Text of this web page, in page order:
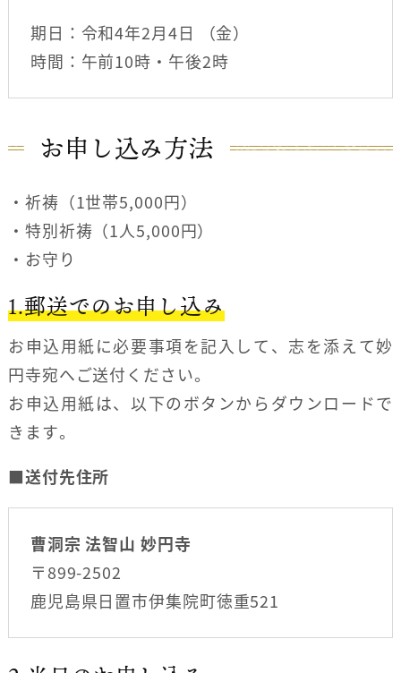
期日：令和4年2月4日 （金）
時間：午前10時・午後2時
お申し込み方法
・祈祷（1世帯5,000円）
・特別祈祷（1人5,000円）
・お守り
1.郵送でのお申し込み
お申込用紙に必要事項を記入して、志を添えて妙
円寺宛へご送付ください。
お申込用紙は、以下のボタンからダウンロードで
きます。
■送付先住所
曹洞宗 法智山 妙円寺
〒899-2502
鹿児島県日置市伊集院町徳重521